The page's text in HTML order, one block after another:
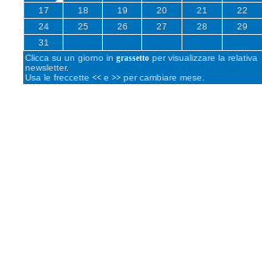
17
18 19 20 21
22
24
25 26 27 28
29
31
Clicca su un giorno in grassetto per visualizzare la relativa
newsletter.
Usa le freccette << e >> per cambiare mese.